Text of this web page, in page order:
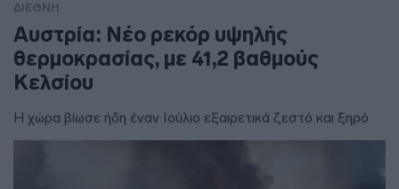
ΔΙΕΘΝΗ
Αυστρία: Νέο ρεκόρ υψηλής
θερμοκρασίας, με 41,2 βαθμούς
Κελσίου
Η χώρα βίωσε ήδη έναν Ιούλιο εξαιρετικά ζεστό και ξηρό